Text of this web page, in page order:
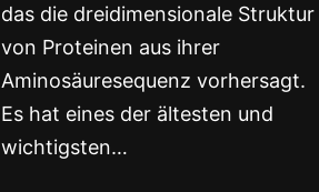
das die dreidimensionale Struktur
von Proteinen aus ihrer
Aminosäuresequenz vorhersagt.
Es hat eines der ältesten und
wichtigsten…